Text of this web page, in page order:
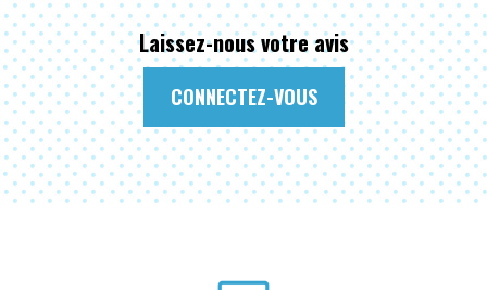
Laissez-nous votre avis
CONNECTEZ-VOUS